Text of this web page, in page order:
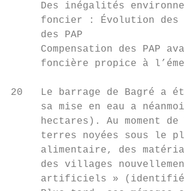
Des inégalités
foncier : Évolution
     des PAP
Compensation des PAP
foncière propice à
20   Le barrage de Bagré a
sa mise en eau a
hectares). Au moment
terres noyées sous le
alimentaire, des
des villages
artificiels »